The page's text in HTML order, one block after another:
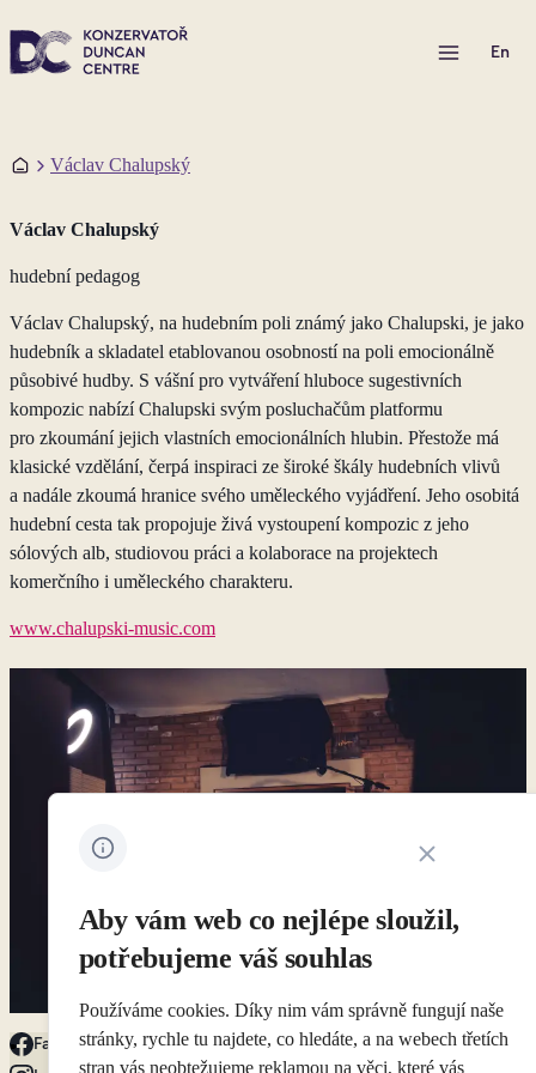
Otevřít menu
En
DomůVáclav Chalupský
Václav Chalupský
hudební pedagog
Václav Chalupský, na hudebním poli známý jako Chalupski, je jako
hudebník a skladatel etablovanou osobností na poli emocionálně
působivé hudby. S vášní pro vytváření hluboce sugestivních
kompozic nabízí Chalupski svým posluchačům platformu
pro zkoumání jejich vlastních emocionálních hlubin. Přestože má
klasické vzdělání, čerpá inspiraci ze široké škály hudebních vlivů
a nadále zkoumá hranice svého uměleckého vyjádření. Jeho osobitá
hudební cesta tak propojuje živá vystoupení kompozic z jeho
sólových alb, studiovou práci a kolaborace na projektech
komerčního i uměleckého charakteru.
www.chalupski-music.com
Facebook
Aby vám web co nejlépe sloužil,
potřebujeme váš souhlas
Používáme cookies. Díky nim vám správně fungují naše
stránky, rychle tu najdete, co hledáte, a na webech třetích
stran vás neobtežujeme reklamou na věci, které vás
Zavřít oznámení